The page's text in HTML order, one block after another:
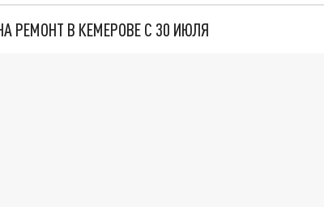
РЕМОНТ В КЕМЕРОВЕ С 30 ИЮЛЯ